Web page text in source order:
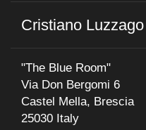
Cristiano Luzzago
"The Blue Room"
Via Don Bergomi 6
Castel Mella, Brescia
25030 Italy